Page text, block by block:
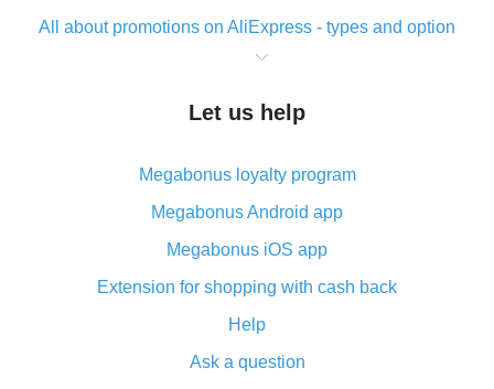
All about promotions on AliExpress - types and option
What is cash back when making purchases on
The best place to download cash back for AliExpress
What is the AliExpress cash back plugin and what are
its advantages
Cash back from the AliExpress mobile app -
advantages of the plugin
Double cash back on AliExpress has been cancelled!
How to use cash back on AliExpress - short manual
All about how cash back works on AliExpress
Let us help
Megabonus loyalty program
Megabonus Android app
Megabonus iOS app
Extension for shopping with cash back
Help
Ask a question